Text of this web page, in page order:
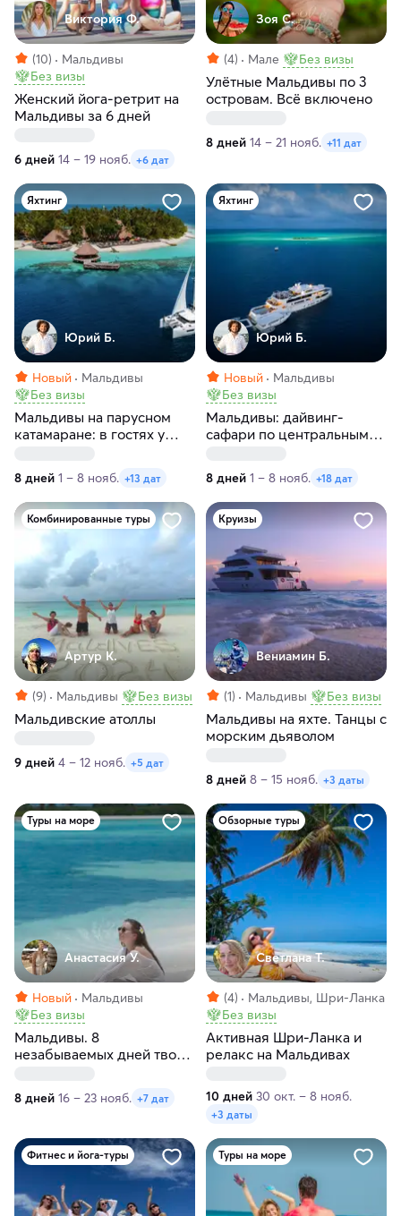
Виктория Ф.
(10)
Мальдивы
Без визы
Женский йога-ретрит на
Мальдивы за 6 дней
6 дней 14 – 19 нояб. +6 дат
Зоя С.
(4) Мале Без визы
Улётные Мальдивы по 3
островам. Всё включено
8 дней 14 – 21 нояб. +11 дат
Яхтинг
Юрий Б.
Новый
Мальдивы
Без визы
Мальдивы на парусном
катамаране: в гостях у
Катамаран Lagoon 40
8 дней 1 – 8 нояб. +13 дат
Яхтинг
Юрий Б.
Новый
Мальдивы
Без визы
Мальдивы: дайвинг-
сафари по центральным
8 дней 1 – 8 нояб. +18 дат
Комбинированные туры
Артур К.
(9) Мальдивы Без визы
Мальдивcкие атоллы
9 дней 4 – 12 нояб. +5 дат
Круизы
Вениамин Б.
(1) Мальдивы Без визы
Мальдивы на яхте. Танцы с
морским дьяволом
8 дней 8 – 15 нояб. +3 даты
Туры на море
Анастасия У.
Новый
Мальдивы
Без визы
Мальдивы. 8
незабываемых дней твоей
8 дней 16 – 23 нояб. +7 дат
Обзорные туры
Светлана Т.
(4)
Мальдивы, Шри-Ланка
Без визы
Активная Шри-Ланка и
релакс на Мальдивах
10 дней 30 окт. – 8 нояб.
+3 даты
Фитнес и йога-туры Туры на море